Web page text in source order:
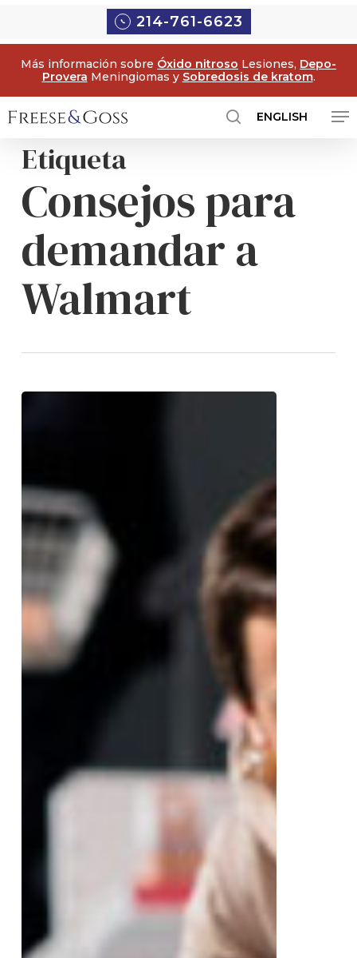
principal
214-761-6623
Más información sobre Óxido nitroso Lesiones, Depo-
Provera Meningiomas y Sobredosis de kratom.
ENGLISH
Etiqueta
Consejos para
demandar a
Walmart